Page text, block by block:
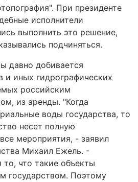
При президенте
исполнители
выполнить это решение,
подчиняться.
давно добивается
и иных гидрографических
российским
из аренды. "Когда
воды государства, то
несет полную
мероприятия, - заявил
Михаил Ежель. -
что такие объекты
государством. Поэтому